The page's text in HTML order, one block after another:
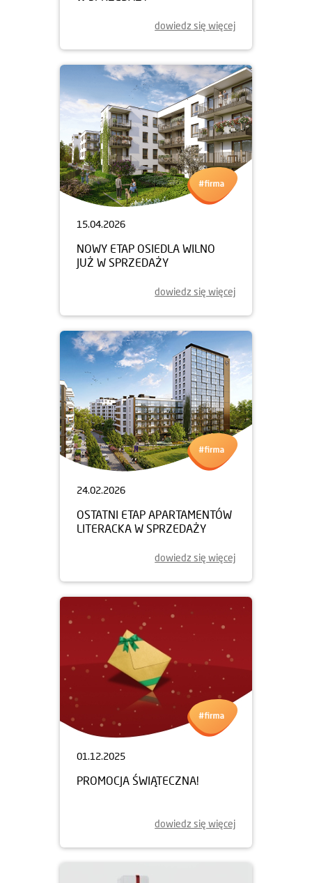
dowiedz się więcej
15.04.2026
NOWY ETAP OSIEDLA WILNO
JUŻ W SPRZEDAŻY
dowiedz się więcej
24.02.2026
OSTATNI ETAP APARTAMENTÓW
LITERACKA W SPRZEDAŻY
dowiedz się więcej
01.12.2025
PROMOCJA ŚWIĄTECZNA!
dowiedz się więcej